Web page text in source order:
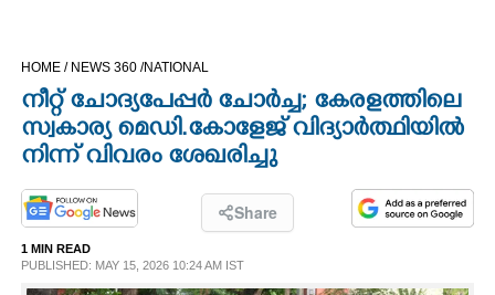
OPINION
PHOTOS
LIFESTYLE
HOME / NEWS 360 /NATIONAL
നീറ്റ് ചോദ്യപേപ്പർ ചോർച്ച; കേരളത്തിലെ
സ്വകാര്യ മെഡി.കോളേജ് വിദ്യാർത്ഥിയിൽ
നിന്ന് വിവരം ശേഖരിച്ചു
Share
1 MIN READ
PUBLISHED: MAY 15, 2026 10:24 AM IST